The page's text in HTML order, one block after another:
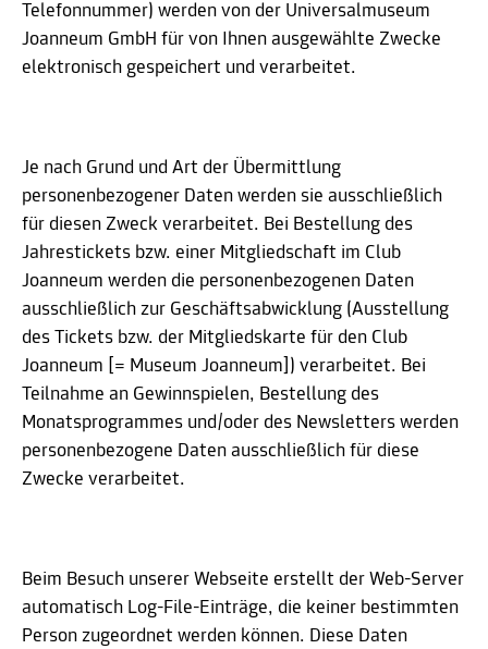
Telefonnummer) werden von der Universalmuseum
Joanneum GmbH für von Ihnen ausgewählte Zwecke
elektronisch gespeichert und verarbeitet.
Je nach Grund und Art der Übermittlung
personenbezogener Daten werden sie ausschließlich
für diesen Zweck verarbeitet. Bei Bestellung des
Jahrestickets bzw. einer Mitgliedschaft im Club
Joanneum werden die personenbezogenen Daten
ausschließlich zur Geschäftsabwicklung (Ausstellung
des Tickets bzw. der Mitgliedskarte für den Club
Joanneum [= Museum Joanneum]) verarbeitet. Bei
Teilnahme an Gewinnspielen, Bestellung des
Monatsprogrammes und/oder des Newsletters werden
personenbezogene Daten ausschließlich für diese
Zwecke verarbeitet.
Beim Besuch unserer Webseite erstellt der Web-Server
automatisch Log-File-Einträge, die keiner bestimmten
Person zugeordnet werden können. Diese Daten